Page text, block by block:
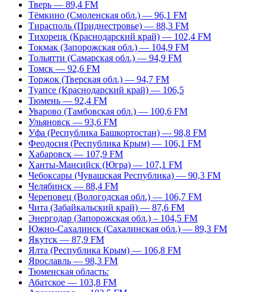
Тверь — 89,4 FM
Тёмкино (Смоленская обл.) — 96,1 FM
Тирасполь (Приднестровье) — 88,3 FM
Тихорецк (Краснодарский край) — 102,4 FM
Токмак (Запорожская обл.) — 104,9 FM
Тольятти (Самарская обл.) — 94,9 FM
Томск — 92,6 FM
Торжок (Тверская обл.) — 94,7 FM
Туапсе (Краснодарский край) — 106,5
Тюмень — 92,4 FM
Уварово (Тамбовская обл.) — 100,6 FM
Ульяновск — 93,6 FM
Уфа (Республика Башкортостан) — 98,8 FM
Феодосия (Республика Крым) — 106,1 FM
Хабаровск — 107,9 FM
Ханты-Мансийск (Югра) — 107,1 FM
Чебоксары (Чувашская Республика) — 90,3 FM
Челябинск — 88,4 FM
Череповец (Вологодская обл.) — 106,7 FM
Чита (Забайкальский край) — 87,6 FM
Энергодар (Запорожская обл.) – 104,5 FM
Южно-Сахалинск (Сахалинская обл.) — 89,3 FM
Якутск — 87,9 FM
Ялта (Республика Крым) — 106,8 FM
Ярославль — 98,3 FM
Тюменская область:
Абатское — 103,8 FM